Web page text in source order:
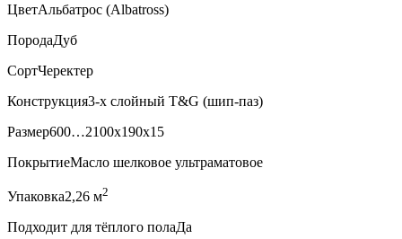
ЦветАльбатрос (Albatross)
ПородаДуб
СортЧеректер
Конструкция3-х слойный T&G (шип-паз)
Размер600…2100x190x15
ПокрытиеМасло шелковое ультраматовое
Упаковка2,26 м2
Подходит для тёплого полаДа